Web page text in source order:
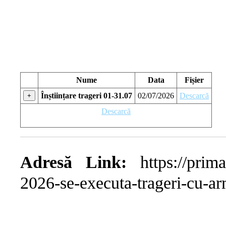
Nume Data Fișier
+ Înștiințare trageri 01-31.07 02/07/2026
Descarcă
Descarcă
Adresă Link: https://
2026-se-executa-trageri-cu-